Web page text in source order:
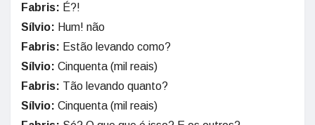
Fabris: É?!
Sílvio: Hum! não
Fabris: Estão levando como?
Sílvio: Cinquenta (mil reais)
Fabris: Tão levando quanto?
Sílvio: Cinquenta (mil reais)